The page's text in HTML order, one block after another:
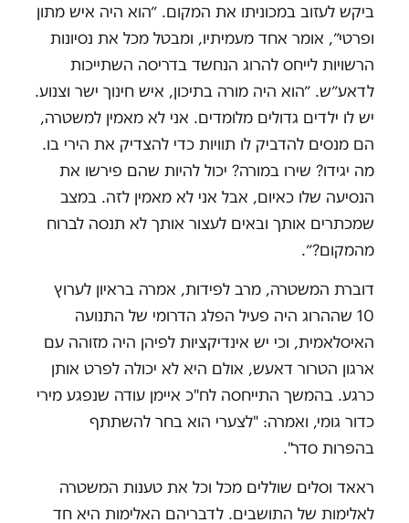
ביקש לעזוב במכוניתו את המקום. ״הוא היה איש מתון
ופרטי״, אומר אחד מעמיתיו, ומבטל מכל את נסיונות
הרשויות לייחס להרוג הנחשד בדריסה השתייכות
לדאע״ש. ״הוא היה מורה בתיכון, איש חינוך ישר וצנוע.
יש לו ילדים גדולים מלומדים. אני לא מאמין למשטרה,
הם מנסים להדביק לו תוויות כדי להצדיק את הירי בו.
מה יגידו? שירו במורה? יכול להיות שהם פירשו את
הנסיעה שלו כאיום, אבל אני לא מאמין לזה. במצב
שמכתרים אותך ובאים לעצור אותך לא תנסה לברוח
מהמקום?״.
דוברת המשטרה, מרב לפידות, אמרה בראיון לערוץ
10 שההרוג היה פעיל הפלג הדרומי של התנועה
האיסלאמית, וכי יש אינדיקציות לפיהן היה מזוהה עם
ארגון הטרור דאעש, אולם היא לא יכולה לפרט אותן
כרגע. בהמשך התייחסה לח"כ איימן עודה שנפגע מירי
כדור גומי, ואמרה: "לצערי הוא בחר להשתתף
בהפרות סדר".
ראאד וסלים שוללים מכל וכל את טענות המשטרה
לאלימות של התושבים. לדבריהם האלימות היא חד